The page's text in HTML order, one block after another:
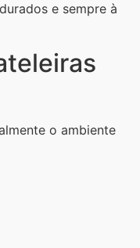
e sempre à
o ambiente